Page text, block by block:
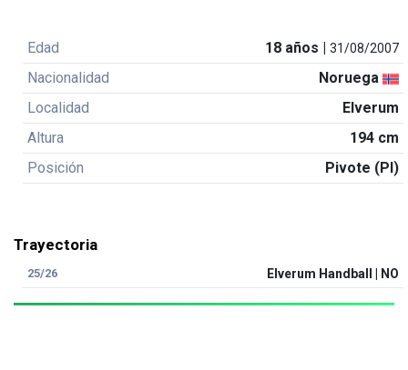
Edad 18 años |31/08/2007
Nacionalidad
Noruega
Localidad
Elverum
Altura
194 cm
Posición
Pivote (PI)
Trayectoria
25/26 Elverum Handball | NO